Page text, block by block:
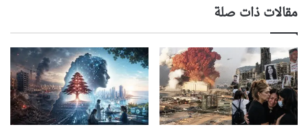
مقالات ذات صلة